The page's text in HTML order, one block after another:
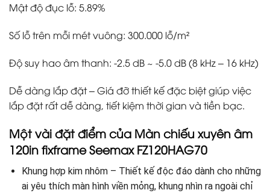
Mật độ đục lỗ: 5.89%
Số lỗ trên mỗi mét vuông: 300.000 lỗ/m²
Độ suy hao âm thanh: -2.5 dB ~ -5.0 dB (8 kHz – 16 kHz)
Dễ dàng lắp đặt – Giá đỡ thiết kế đặc biệt giúp việc
lắp đặt rất dễ dàng, tiết kiệm thời gian và tiền bạc.
Một vài đặt điểm của Màn chiếu xuyên âm
120in fixframe Seemax FZ120HAG70
Khung hợp kim nhôm – Thiết kế độc đáo dành cho những
ai yêu thích màn hình viền mỏng, khung nhìn ra ngoài chỉ